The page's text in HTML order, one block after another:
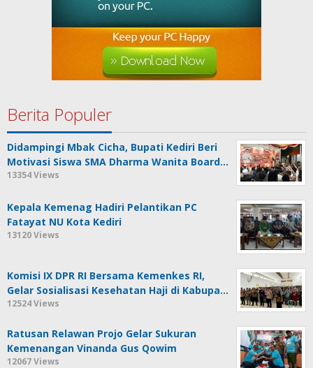
Berita Populer
Didampingi Mbak Cicha, Bupati Kediri Beri
Motivasi Siswa SMA Dharma Wanita Board…
13354 Views
Kepala Kemenag Hadiri Pelantikan PC
Fatayat NU Kota Kediri
13120 Views
Komisi IX DPR RI Bersama Kemenkes RI,
Gelar Sosialisasi Kesehatan Haji di Kabupa…
12524 Views
Ratusan Relawan Projo Gelar Sukuran
Kemenangan Vinanda Gus Qowim
12067 Views